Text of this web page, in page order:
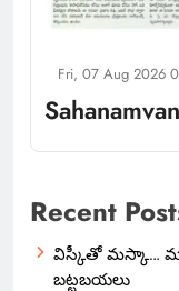
Fri, 07 Aug 2026
Recent
విస్కీతో మస్కా…
బట్టబయలు